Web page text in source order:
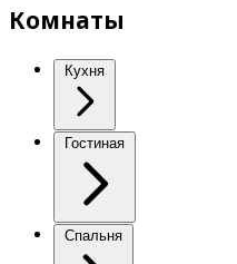
Комнаты
Кухня
Гостиная
Спальня